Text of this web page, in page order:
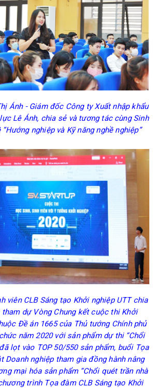
Ánh - Giám đốc Công ty Xuất nhập khẩu
Lê Ánh, chia sẻ và tương tác cùng Sinh
“Hướng nghiệp và Kỹ năng nghề nghiệp”
viên CLB Sáng tạo Khởi nghiệp UTT chia
dự Vòng Chung kết cuộc thi Khởi
Đề án 1665 của Thủ tướng Chính phủ
năm 2020 với sản phẩm dự thi “Chổi
lọt vào TOP 50/550 sản phẩm, buổi Tọa
Doanh nghiệp tham gia đồng hành nâng
mại hóa sản phẩm “Chổi quét trần nhà
trình Tọa đàm CLB Sáng tạo Khởi